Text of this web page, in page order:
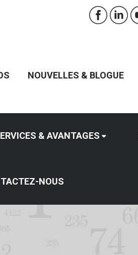
NOUVELLES & BLOGUE
& AVANTAGES
NOUS